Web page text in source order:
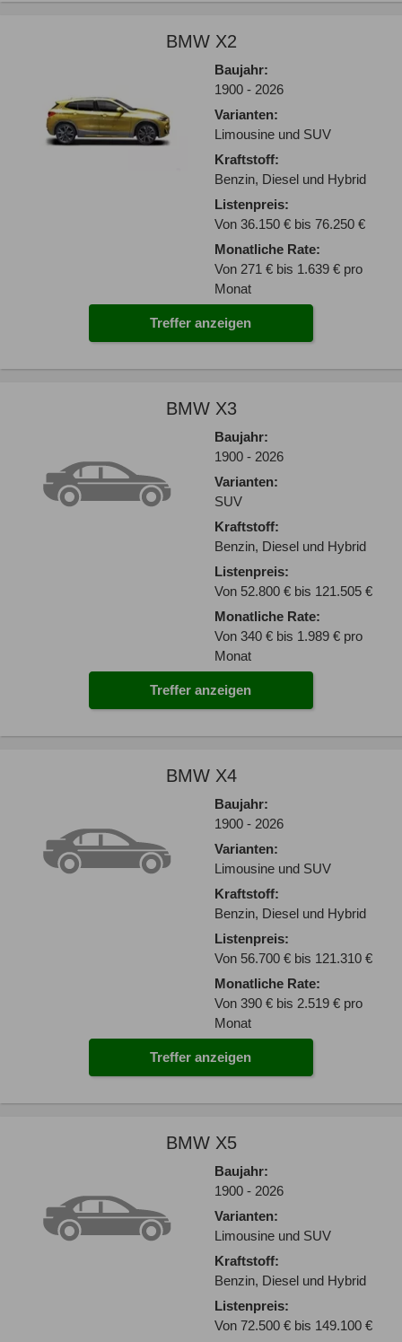
BMW X2
Baujahr:
1900 - 2026
Varianten:
Limousine und SUV
Kraftstoff:
Benzin, Diesel und Hybrid
Listenpreis:
Von 36.150 € bis 76.250 €
Monatliche Rate:
Von 271 € bis 1.639 € pro
Monat
Treffer anzeigen
BMW X3
Baujahr:
1900 - 2026
Varianten:
SUV
Kraftstoff:
Benzin, Diesel und Hybrid
Listenpreis:
Von 52.800 € bis 121.505 €
Monatliche Rate:
Von 340 € bis 1.989 € pro
Monat
Treffer anzeigen
BMW X4
Baujahr:
1900 - 2026
Varianten:
Limousine und SUV
Kraftstoff:
Benzin, Diesel und Hybrid
Listenpreis:
Von 56.700 € bis 121.310 €
Monatliche Rate:
Von 390 € bis 2.519 € pro
Monat
Treffer anzeigen
BMW X5
Baujahr:
1900 - 2026
Varianten:
Limousine und SUV
Kraftstoff:
Benzin, Diesel und Hybrid
Listenpreis:
Von 72.500 € bis 149.100 €